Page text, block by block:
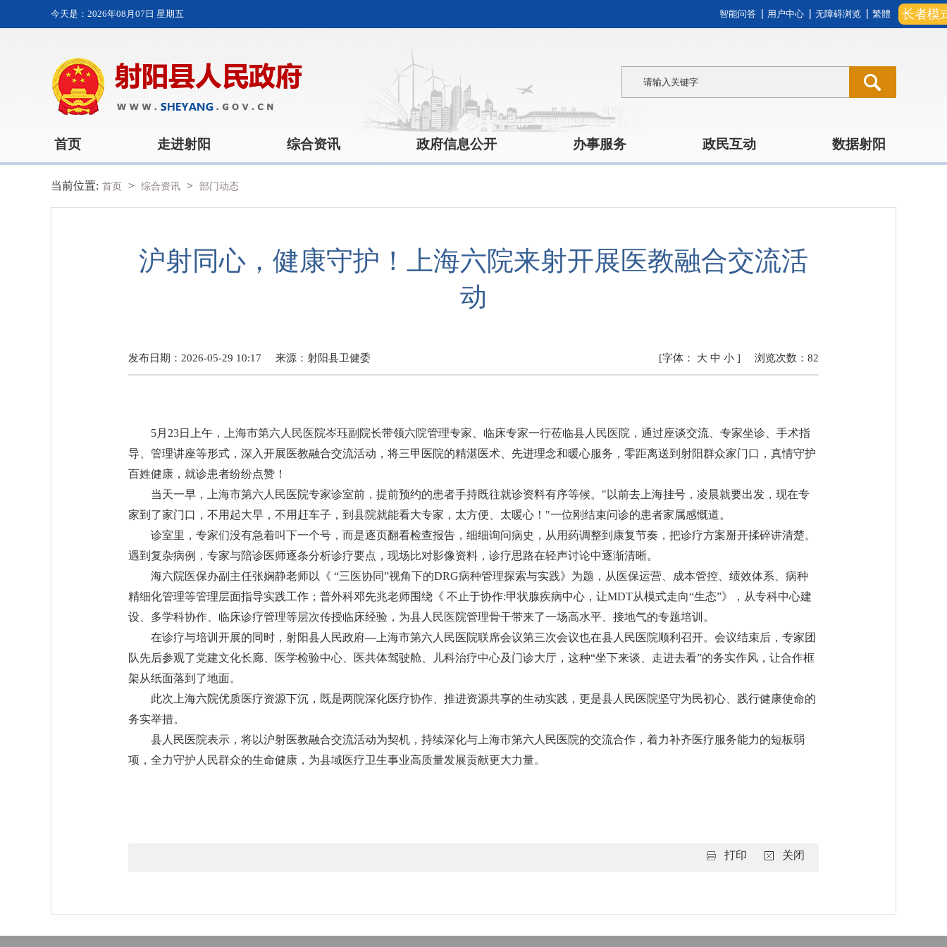
长者模
今天是： 2026年08月07日 星期五 智能问答 用户中心 无障碍浏览 繁體
首页 走进射阳 综合资讯 政府信息公开 办事服务 政民互动 数据射阳
当前位置: 首页 > 综合资讯 > 部门动态
沪射同心，健康守护！上海六院来射开展医教融合交流活
动
发布日期：2026-05-29 10:17 来源： 射阳县卫健委 浏览次数： 82
[字体： 大 中 小 ]
5月23日上午，上海市第六人民医院岑珏副院长带领六院管理专家、临床专家一行莅临县人民医院，通过座谈交流、专家坐诊、手术指
导、管理讲座等形式，深入开展医教融合交流活动，将三甲医院的精湛医术、先进理念和暖心服务，零距离送到射阳群众家门口，真情守护
百姓健康，就诊患者纷纷点赞！
当天一早，上海市第六人民医院专家诊室前，提前预约的患者手持既往就诊资料有序等候。 "以前去上海挂号，凌晨就要出发，现在专
家到了家门口，不用起大早，不用赶车子，到县院就能看大专家，太方便、太暖心！"一位刚结束问诊的患者家属感慨道。
诊室里，专家们没有急着叫下一个号，而是逐页翻看检查报告，细细询问病史，从用药调整到康复节奏，把诊疗方案掰开揉碎讲清楚。
遇到复杂病例，专家与陪诊医师逐条分析诊疗要点，现场比对影像资料，诊疗思路在轻声讨论中逐渐清晰。
海六院医保办副主任张娴静老师以《 “三医协同”视角下的DRG病种管理探索与实践》为题，从医保运营、成本管控、绩效体系、病种
精细化管理等管理层面指导实践工作；普外科邓先兆老师围绕《 不止于协作:甲状腺疾病中心，让MDT从模式走向“生态”》，从专科中心建
设、多学科协作、临床诊疗管理等层次传授临床经验，为县人民医院管理骨干带来了一场高水平、接地气的专题培训。
在诊疗与培训开展的同时，射阳县人民政府—上海市第六人民医院联席会议第三次会议也在县人民医院顺利召开。会议结束后，专家团
队先后参观了党建文化长廊、医学检验中心、医共体驾驶舱、儿科治疗中心及门诊大厅，这种“坐下来谈、走进去看”的务实作风，让合作框
架从纸面落到了地面。
此次上海六院优质医疗资源下沉，既是两院深化医疗协作、推进资源共享的生动实践，更是县人民医院坚守为民初心、践行健康使命的
务实举措。
县人民医院表示，将以沪射医教融合交流活动为契机，持续深化与上海市第六人民医院的交流合作，着力补齐医疗服务能力的短板弱
项，全力守护人民群众的生命健康，为县域医疗卫生事业高质量发展贡献更大力量。
打印 关闭